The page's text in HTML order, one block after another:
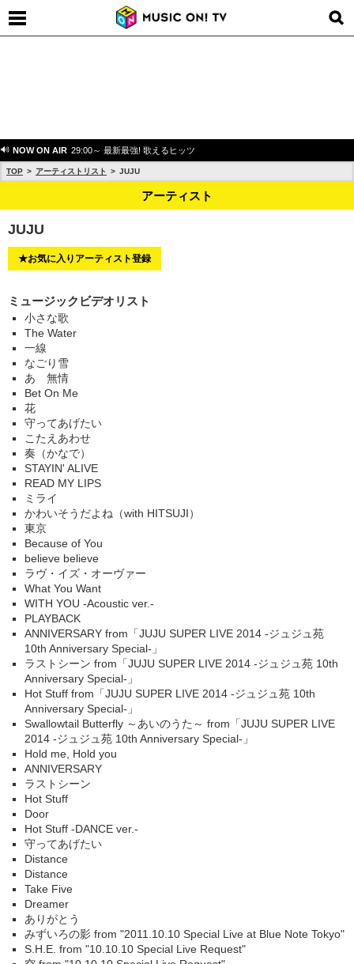
NOW ON AIR 29:00～ 最新最強! 歌えるヒッツ
TOP アーティストリスト JUJU
アーティスト
JUJU
★お気に入りアーティスト登録
ミュージックビデオリスト
小さな歌
The Water
一線
なごり雪
あゝ無情
Bet On Me
花
守ってあげたい
こたえあわせ
奏（かなで）
STAYIN' ALIVE
READ MY LIPS
ミライ
かわいそうだよね（with HITSUJI）
東京
Because of You
believe believe
ラヴ・イズ・オーヴァー
What You Want
WITH YOU -Acoustic ver.-
PLAYBACK
ANNIVERSARY from「JUJU SUPER LIVE 2014 -ジュジュ苑
10th Anniversary Special-」
ラストシーン from「JUJU SUPER LIVE 2014 -ジュジュ苑 10th
Anniversary Special-」
Hot Stuff from「JUJU SUPER LIVE 2014 -ジュジュ苑 10th
Anniversary Special-」
Swallowtail Butterfly ～あいのうた～ from「JUJU SUPER LIVE
2014 -ジュジュ苑 10th Anniversary Special-」
Hold me, Hold you
ANNIVERSARY
ラストシーン
Hot Stuff
Door
Hot Stuff -DANCE ver.-
守ってあげたい
Distance
Distance
Take Five
Dreamer
ありがとう
みずいろの影 from "2011.10.10 Special Live at Blue Note Tokyo"
S.H.E. from "10.10.10 Special Live Request"